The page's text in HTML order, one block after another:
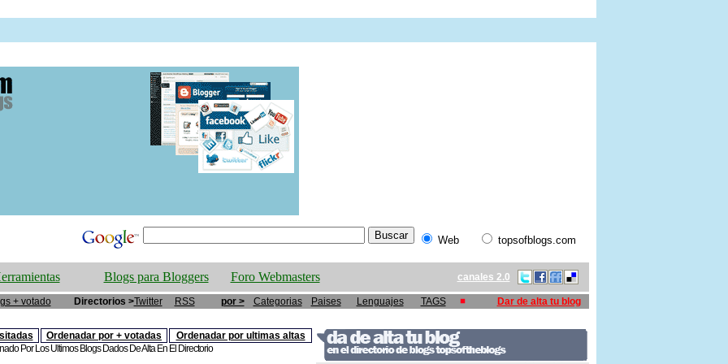
Web topsofblogs.com
Blogs para Bloggers Foro Webmasters canales 2.0
+ votado Directorios >Twitter RSS por > Categorias Paises Lenguajes TAGS Dar de alta tu blog
Ordenadar por + votadas
Ordenadar por ultimas altas
Por Los Ultimos Blogs Dados De Alta En El Directorio